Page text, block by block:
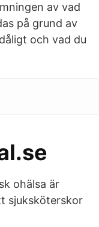
av vad
på grund av
och vad du
ohälsa är
sjuksköterskor